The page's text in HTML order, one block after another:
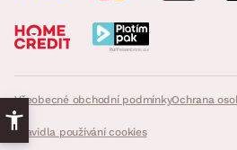
Všeobecné obchodní podmínkyOchrana
Pravidla používání cookies